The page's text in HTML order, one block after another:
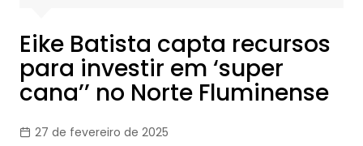
Eike Batista capta recursos
para investir em ‘super
cana’’ no Norte Fluminense
27 de fevereiro de 2025